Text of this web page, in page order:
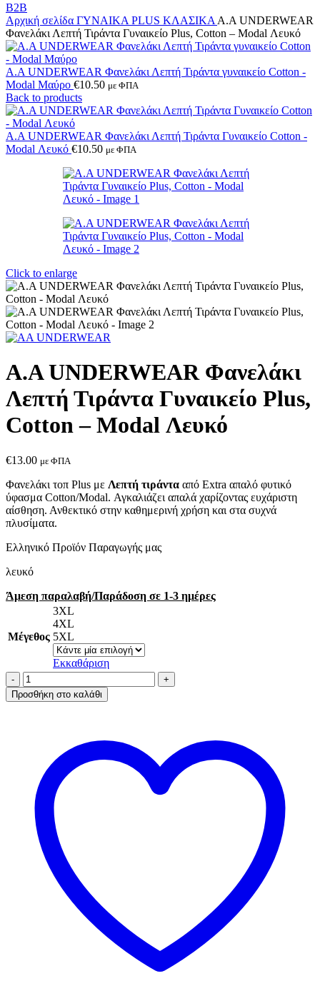
B2B
Αρχική σελίδα ΓΥΝΑΙΚΑ PLUS ΚΛΑΣΙΚΑ Α.A UNDERWEAR
Φανελάκι Λεπτή Τιράντα Γυναικείο Plus, Cotton – Modal Λευκό
Α.A UNDERWEAR Φανελάκι Λεπτή Τιράντα γυναικείο Cotton -
Modal Μαύρο €10.50 με ΦΠΑ
Back to products
Α.A UNDERWEAR Φανελάκι Λεπτή Τιράντα Γυναικείο Cotton -
Modal Λευκό €10.50 με ΦΠΑ
Click to enlarge
Α.A UNDERWEAR Φανελάκι
Λεπτή Τιράντα Γυναικείο Plus,
Cotton – Modal Λευκό
€13.00 με ΦΠΑ
Φανελάκι τοπ Plus με Λεπτή τιράντα από Extra απαλό φυτικό
ύφασμα Cotton/Modal. Αγκαλιάζει απαλά χαρίζοντας ευχάριστη
αίσθηση. Ανθεκτικό στην καθημερινή χρήση και στα συχνά
πλυσίματα.
Ελληνικό Προϊόν Παραγωγής μας
λευκό
Άμεση παραλαβή/Παράδοση σε 1-3 ημέρες
Μέγεθος
3XL
4XL
5XL
Εκκαθάριση
Α.A
UNDERWEAR
Φανελάκι
Cotton
Modal
Λευκό
ποσότητα
Προσθήκη στο καλάθι